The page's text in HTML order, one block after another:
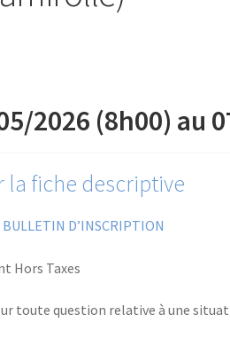
2026 (8h00) au
la fiche descriptive
D’INSCRIPTION
Hors Taxes
toute question relative à une